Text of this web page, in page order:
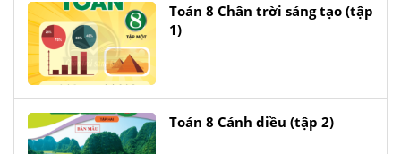
Toán 8 Chân trời sáng tạo (tập
1)
Toán 8 Cánh diều (tập 2)